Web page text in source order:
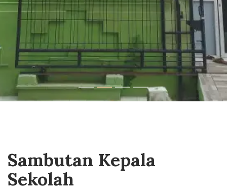
Sambutan Kepala
Sekolah